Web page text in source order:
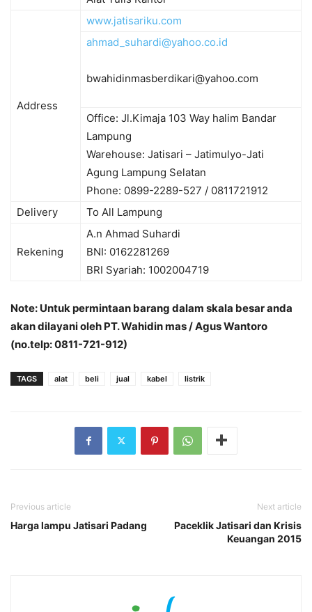
Address
www.jatisariku.com
ahmad_suhardi@yahoo.co.id
bwahidinmasberdikari@yahoo.com
Office: Jl.Kimaja 103 Way halim Bandar
Lampung
Warehouse: Jatisari – Jatimulyo-Jati
Agung Lampung Selatan
Phone: 0899-2289-527 / 0811721912
Delivery
To All Lampung
Rekening
A.n Ahmad Suhardi
BNI: 0162281269
BRI Syariah: 1002004719
Note: Untuk permintaan barang dalam skala besar anda
akan dilayani oleh PT. Wahidin mas / Agus Wantoro
(no.telp: 0811-721-912)
TAGS alat beli jual kabel listrik
Previous article
Harga lampu Jatisari Padang
Next article
Paceklik Jatisari dan Krisis
Keuangan 2015